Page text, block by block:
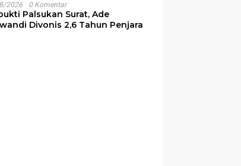
2026 0 Komentar
Palsukan Surat, Ade
Divonis 2,6 Tahun Penjara